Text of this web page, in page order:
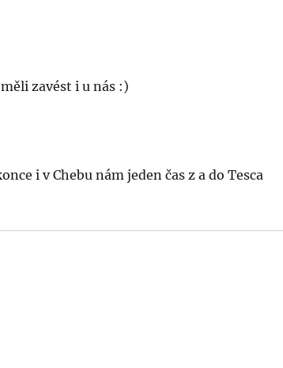
zavést i u nás :)
i v Chebu nám jeden čas z a do Tesca